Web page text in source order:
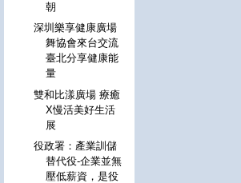
朝
深圳樂享健康廣場
舞協會來台交流
臺北分享健康能
量
雙和比漾廣場 療癒
X慢活美好生活
展
役政署：產業訓儲
替代役-企業並無
壓低薪資，是役